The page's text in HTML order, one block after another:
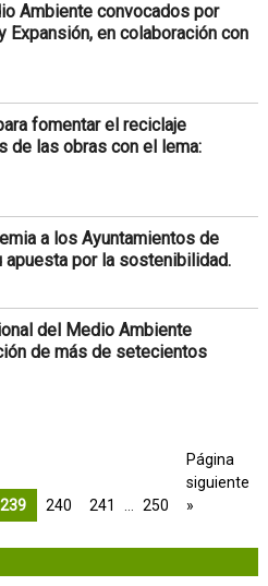
Ambiente convocados por
Expansión, en colaboración con
fomentar el reciclaje
de las obras con el lema:
a los Ayuntamientos de
apuesta por la sostenibilidad.
del Medio Ambiente
de más de setecientos
239 240 241 250
Página
siguiente
»